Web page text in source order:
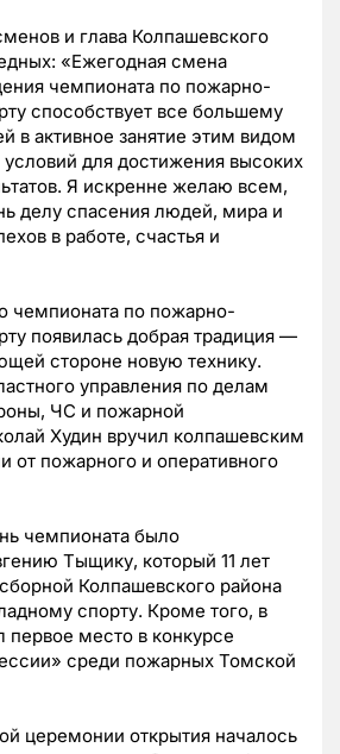
и глава Колпашевского
«Ежегодная смена
чемпионата по пожарно-
способствует все большему
в активное занятие этим видом
для достижения высоких
Я искренне желаю всем,
делу спасения людей, мира и
в работе, счастья и
чемпионата по пожарно-
появилась добрая традиция —
стороне новую технику.
управления по делам
ЧС и пожарной
Худин вручил колпашевским
от пожарного и оперативного
чемпионата было
Тыщику, который 11 лет
Колпашевского района
спорту. Кроме того, в
первое место в конкурсе
среди пожарных Томской
церемонии открытия началось